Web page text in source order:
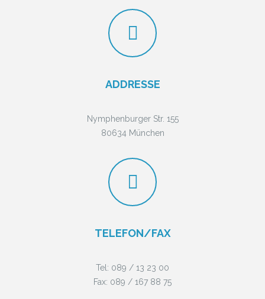
ADDRESSE
Nymphenburger Str. 155
80634 München
TELEFON/FAX
Tel: 089 / 13 23 00
Fax: 089 / 167 88 75